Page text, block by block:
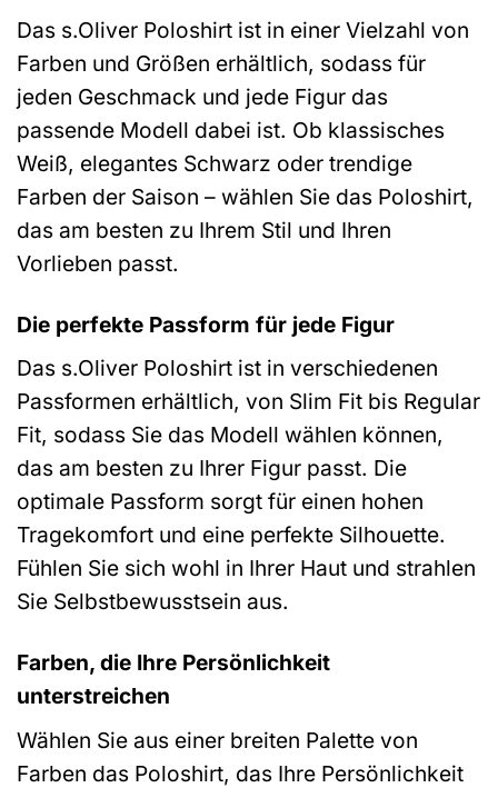
Das s.Oliver Poloshirt ist in einer Vielzahl von
Farben und Größen erhältlich, sodass für
jeden Geschmack und jede Figur das
passende Modell dabei ist. Ob klassisches
Weiß, elegantes Schwarz oder trendige
Farben der Saison – wählen Sie das Poloshirt,
das am besten zu Ihrem Stil und Ihren
Vorlieben passt.
Die perfekte Passform für jede Figur
Das s.Oliver Poloshirt ist in verschiedenen
Passformen erhältlich, von Slim Fit bis Regular
Fit, sodass Sie das Modell wählen können,
das am besten zu Ihrer Figur passt. Die
optimale Passform sorgt für einen hohen
Tragekomfort und eine perfekte Silhouette.
Fühlen Sie sich wohl in Ihrer Haut und strahlen
Sie Selbstbewusstsein aus.
Farben, die Ihre Persönlichkeit
unterstreichen
Wählen Sie aus einer breiten Palette von
Farben das Poloshirt, das Ihre Persönlichkeit